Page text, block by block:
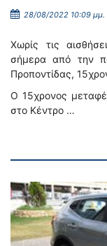
28/08/2022 10:09 μμ.
Χωρίς τις
σήμερα από την
Προποντίδας,
Ο 15χρονος
στο Κέντρο …